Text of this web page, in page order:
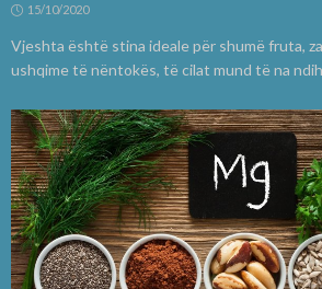
15/10/2020
Vjeshta është stina ideale për shumë fruta,
ushqime të nëntokës, të cilat mund të na